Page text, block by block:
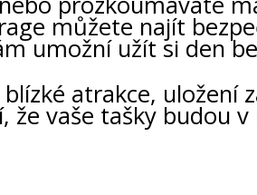
můžete najít
umožní užít si den
atrakce, uložení
že vaše tašky budou